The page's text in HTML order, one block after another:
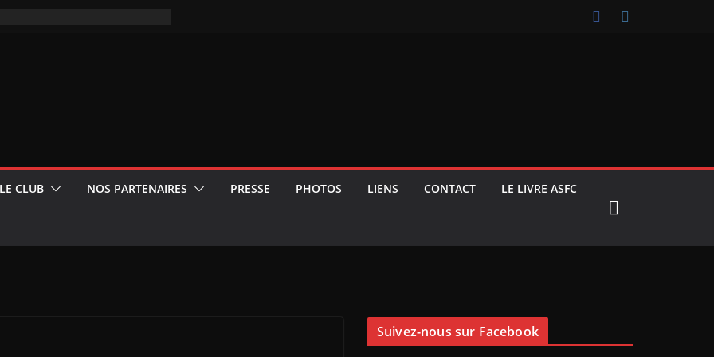
LE CLUB NOS PARTENAIRES PRESSE PHOTOS LIENS CONTACT LE LIVRE ASFC
Suivez-nous sur Facebook